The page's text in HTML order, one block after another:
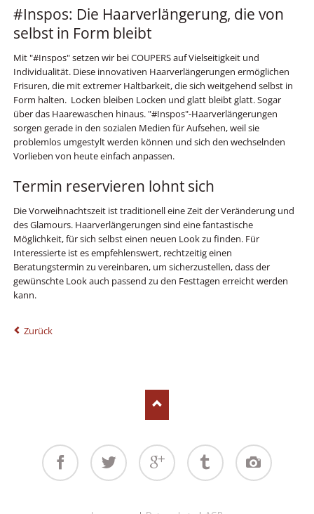
#Inspos: Die Haarverlängerung, die von
selbst in Form bleibt
Mit "#Inspos" setzen wir bei COUPERS auf Vielseitigkeit und
Individualität. Diese innovativen Haarverlängerungen ermöglichen
Frisuren, die mit extremer Haltbarkeit, die sich weitgehend selbst in
Form halten. Locken bleiben Locken und glatt bleibt glatt. Sogar
über das Haarewaschen hinaus. "#Inspos"-Haarverlängerungen
sorgen gerade in den sozialen Medien für Aufsehen, weil sie
problemlos umgestylt werden können und sich den wechselnden
Vorlieben von heute einfach anpassen.
Termin reservieren lohnt sich
Die Vorweihnachtszeit ist traditionell eine Zeit der Veränderung und
des Glamours. Haarverlängerungen sind eine fantastische
Möglichkeit, für sich selbst einen neuen Look zu finden. Für
Interessierte ist es empfehlenswert, rechtzeitig einen
Beratungstermin zu vereinbaren, um sicherzustellen, dass der
gewünschte Look auch passend zu den Festtagen erreicht werden
kann.
Zurück